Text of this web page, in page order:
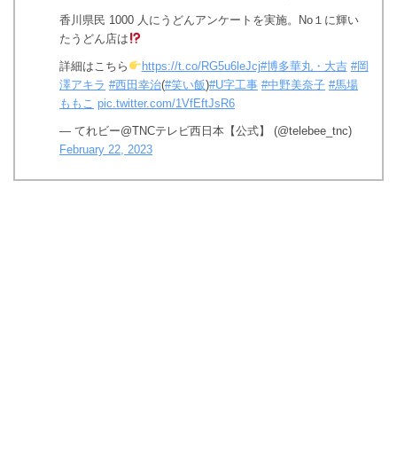
香川県民 1000 人にうどんアンケートを実施。No１に輝い
たうどん店は
詳細はこちら https://t.co/RG5u6leJcj#博多華丸・大吉 #岡
澤アキラ #西田幸治(#笑い飯)#U字工事 #中野美奈子 #馬場
ももこ pic.twitter.com/1VfEftJsR6
— てれビー@TNCテレビ西日本【公式】 (@telebee_tnc)
February 22, 2023